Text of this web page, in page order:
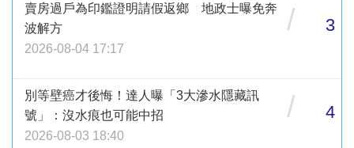
賣房過戶為印鑑證明請假返鄉 地政士曝免奔
波解方
2026-08-04 17:17
/ 3
別等壁癌才後悔！達人曝「3大滲水隱藏訊
號」：沒水痕也可能中招
2026-08-03 18:40
/ 4